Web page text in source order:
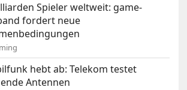
Spieler weltweit: game-
fordert neue
hebt ab: Telekom testet
Antennen